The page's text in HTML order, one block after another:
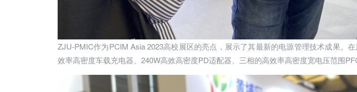
ZJU-PMIC作为PCIM Asia 2023高校展区的亮点，展示了其最新的电源管理技术成果。
效率高密度车载充电器、240W高效高密度PD适配器、三相的高效率高密度宽电压范围